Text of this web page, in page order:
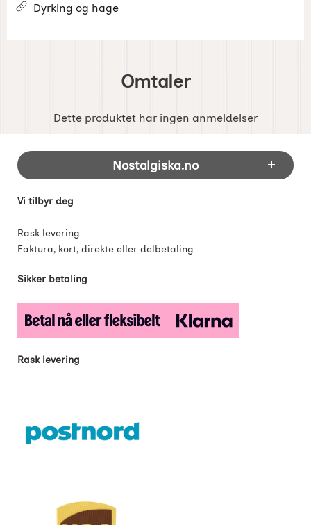
Dyrking og hage
Omtaler
Dette produktet har ingen anmeldelser
Footer-innhold Blandet informasjon og
Nostalgiska.no
Vi tilbyr deg
Rask levering
Faktura, kort, direkte eller delbetaling
Sikker betaling
Rask levering